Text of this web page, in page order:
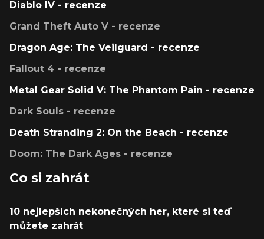
Diablo IV - recenze
Grand Theft Auto V - recenze
Dragon Age: The Veilguard - recenze
Fallout 4 - recenze
Metal Gear Solid V: The Phantom Pain - recenze
Dark Souls - recenze
Death Stranding 2: On the Beach - recenze
Doom: The Dark Ages - recenze
Co si zahrát
10 nejlepších nekonečných her, které si teď
můžete zahrát